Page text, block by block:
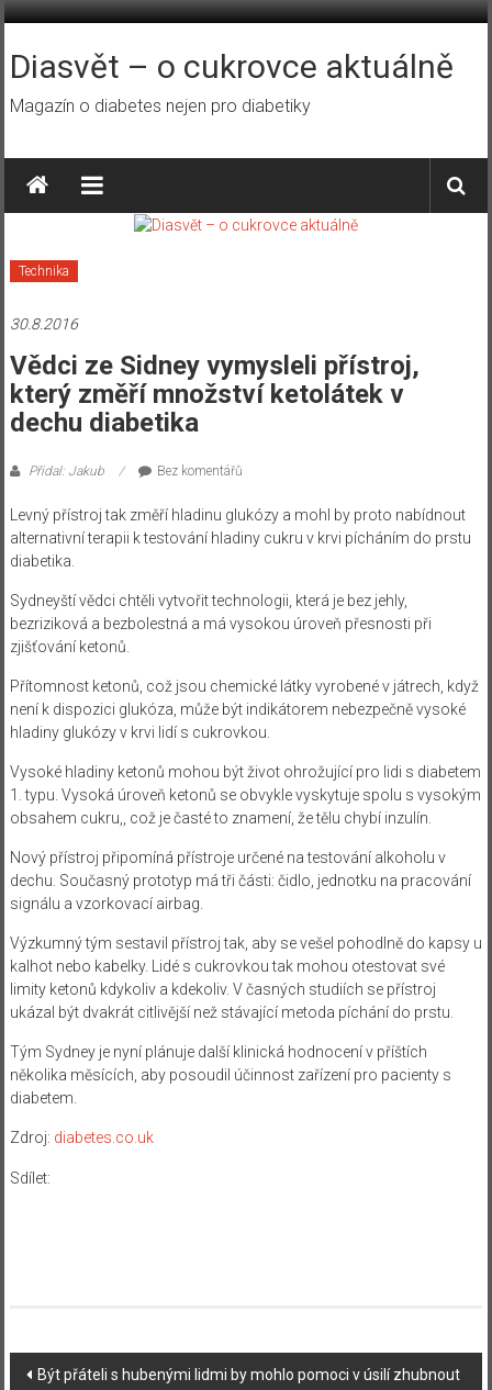
Přeskočit
obsah
Diasvět – o cukrovce aktuálně
Magazín o diabetes nejen pro diabetiky
Technika
30.8.2016
Vědci ze Sidney vymysleli přístroj,
který změří množství ketolátek v
dechu diabetika
Přidal: Jakub Bez komentářů
Levný přístroj tak změří hladinu glukózy a mohl by proto nabídnout
alternativní terapii k testování hladiny cukru v krvi pícháním do prstu
diabetika.
Sydneyští vědci chtěli vytvořit technologii, která je bez jehly,
bezriziková a bezbolestná a má vysokou úroveň přesnosti při
zjišťování ketonů.
Přítomnost ketonů, což jsou chemické látky vyrobené v játrech, když
není k dispozici glukóza, může být indikátorem nebezpečně vysoké
hladiny glukózy v krvi lidí s cukrovkou.
Vysoké hladiny ketonů mohou být život ohrožující pro lidi s diabetem
1. typu. Vysoká úroveň ketonů se obvykle vyskytuje spolu s vysokým
obsahem cukru,, což je časté to znamení, že tělu chybí inzulín.
Nový přístroj připomíná přístroje určené na testování alkoholu v
dechu. Současný prototyp má tři části: čidlo, jednotku na pracování
signálu a vzorkovací airbag.
Výzkumný tým sestavil přístroj tak, aby se vešel pohodlně do kapsy u
kalhot nebo kabelky. Lidé s cukrovkou tak mohou otestovat své
limity ketonů kdykoliv a kdekoliv. V časných studiích se přístroj
ukázal být dvakrát citlivější než stávající metoda píchání do prstu.
Tým Sydney je nyní plánuje další klinická hodnocení v příštích
několika měsících, aby posoudil účinnost zařízení pro pacienty s
diabetem.
Zdroj: diabetes.co.uk
Sdílet:
Navigace
Být přáteli s hubenými lidmi by mohlo pomoci v úsilí zhubnout